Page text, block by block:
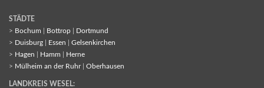
STÄDTE
> Bochum Bottrop
Dortmund
> Duisburg Essen
Gelsenkirchen
> Hagen Hamm
Herne
> Mülheim an der Ruhr| Oberhausen
LANDKREIS WESEL: